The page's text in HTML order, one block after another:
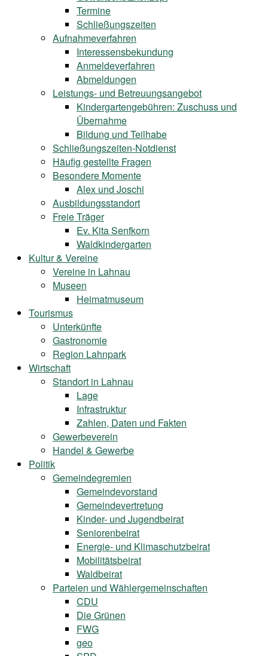
Termine
Schließungszeiten
Aufnahmeverfahren
Interessensbekundung
Anmeldeverfahren
Abmeldungen
Leistungs- und Betreuungsangebot
Kindergartengebühren: Zuschuss und
Übernahme
Bildung und Teilhabe
Schließungszeiten-Notdienst
Häufig gestellte Fragen
Besondere Momente
Alex und Joschi
Ausbildungsstandort
Freie Träger
Ev. Kita Senfkorn
Waldkindergarten
Kultur & Vereine
Vereine in Lahnau
Museen
Heimatmuseum
Tourismus
Unterkünfte
Gastronomie
Region Lahnpark
Wirtschaft
Standort in Lahnau
Lage
Infrastruktur
Zahlen, Daten und Fakten
Gewerbeverein
Handel & Gewerbe
Politik
Gemeindegremien
Gemeindevorstand
Gemeindevertretung
Kinder- und Jugendbeirat
Seniorenbeirat
Energie- und Klimaschutzbeirat
Mobilitätsbeirat
Waldbeirat
Parteien und Wählergemeinschaften
CDU
Die Grünen
FWG
geo